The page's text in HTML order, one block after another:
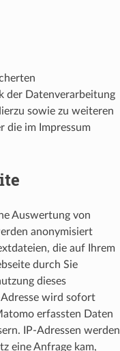
der Datenverarbeitung
sowie zu weiteren
die im Impressum
Auswertung von
anonymisiert
die auf Ihrem
durch Sie
dieses
wird sofort
erfassten Daten
IP-Adressen werden
eine Anfrage kam,